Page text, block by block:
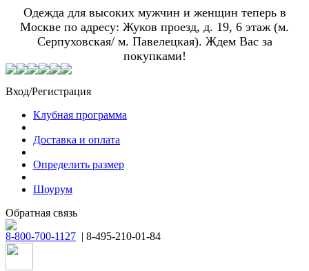
Одежда для высоких мужчин и женщин теперь в
Москве по адресу: Жуков проезд, д. 19, 6 этаж (м.
Серпуховская/ м. Павелецкая). Ждем Вас за
покупками!
Вход/Регистрация
Клубная программа
Доставка и оплата
Определить размер
Шоурум
Обратная связь
8-800-700-1127 | 8-495-210-01-84